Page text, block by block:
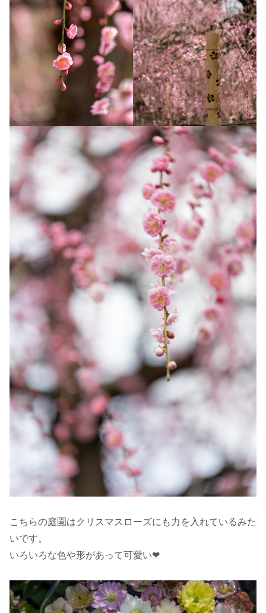
こちらの庭園はクリスマスローズにも力を入れているみた
いです。
いろいろな色や形があって可愛い❤